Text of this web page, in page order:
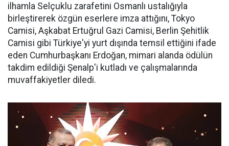
ilhamla Selçuklu zarafetini Osmanlı ustalığıyla
birleştirerek özgün eserlere imza attığını, Tokyo
Camisi, Aşkabat Ertuğrul Gazi Camisi, Berlin Şehitlik
Camisi gibi Türkiye'yi yurt dışında temsil ettiğini ifade
eden Cumhurbaşkanı Erdoğan, mimari alanda ödülün
takdim edildiği Şenalp'i kutladı ve çalışmalarında
muvaffakiyetler diledi.